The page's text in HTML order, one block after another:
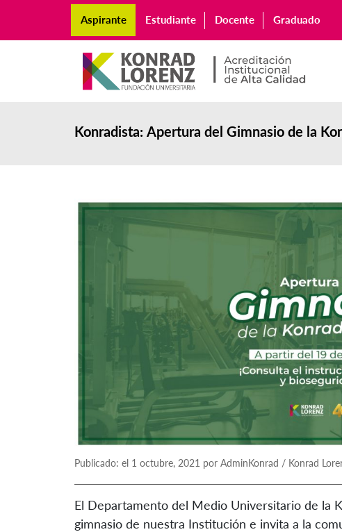
Aspirante Estudiante Docente Graduado
Konradista: Apertura del Gimnasio de la
Publicado: el 1 octubre, 2021 por AdminKonrad / Konrad
El Departamento del Medio Universitario de la
gimnasio de nuestra Institución e invita a la